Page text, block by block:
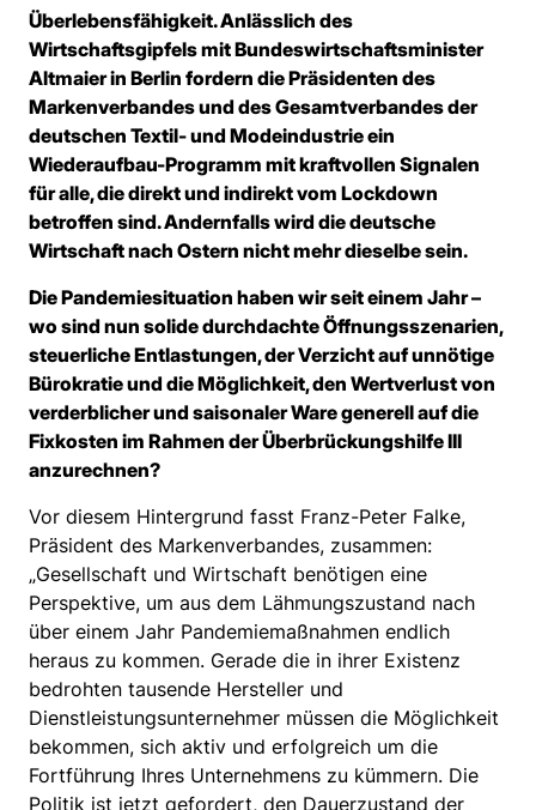
Überlebensfähigkeit. Anlässlich des
Wirtschaftsgipfels mit Bundeswirtschaftsminister
Altmaier in Berlin fordern die Präsidenten des
Markenverbandes und des Gesamtverbandes der
deutschen Textil- und Modeindustrie ein
Wiederaufbau-Programm mit kraftvollen Signalen
für alle, die direkt und indirekt vom Lockdown
betroffen sind. Andernfalls wird die deutsche
Wirtschaft nach Ostern nicht mehr dieselbe sein.
Die Pandemiesituation haben wir seit einem Jahr –
wo sind nun solide durchdachte Öffnungsszenarien,
steuerliche Entlastungen, der Verzicht auf unnötige
Bürokratie und die Möglichkeit, den Wertverlust von
verderblicher und saisonaler Ware generell auf die
Fixkosten im Rahmen der Überbrückungshilfe III
anzurechnen?
Vor diesem Hintergrund fasst Franz-Peter Falke,
Präsident des Markenverbandes, zusammen:
„Gesellschaft und Wirtschaft benötigen eine
Perspektive, um aus dem Lähmungszustand nach
über einem Jahr Pandemiemaßnahmen endlich
heraus zu kommen. Gerade die in ihrer Existenz
bedrohten tausende Hersteller und
Dienstleistungsunternehmer müssen die Möglichkeit
bekommen, sich aktiv und erfolgreich um die
Fortführung Ihres Unternehmens zu kümmern. Die
Politik ist jetzt gefordert, den Dauerzustand der